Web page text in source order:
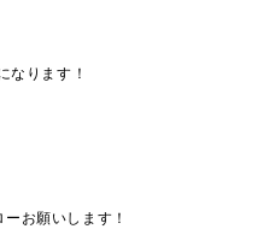
なります！
お願いします！